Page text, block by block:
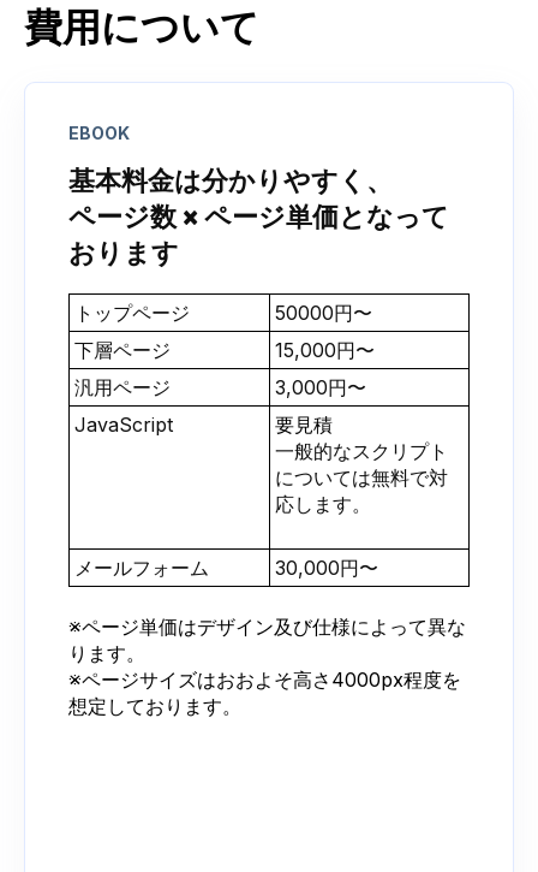
費用について
EBOOK
基本料金は分かりやすく、
ページ数 × ページ単価となって
おります
トップページ
50000円〜
下層ページ
15,000円〜
汎用ページ
3,000円〜
JavaScript
要見積
一般的なスクリプト
については無料で対
応します。
メールフォーム 30,000円〜
※ページ単価はデザイン及び仕様によって異な
ります。
※ページサイズはおおよそ高さ4000px程度を
想定しております。